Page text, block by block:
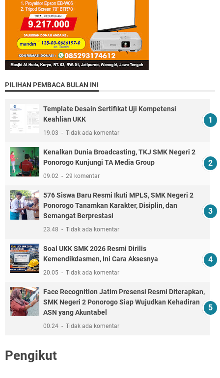
PILIHAN PEMBACA BULAN INI
Template Desain Sertifikat Uji Kompetensi
Keahlian UKK
19.03 Tidak ada komentar
Kenalkan Dunia Broadcasting, TKJ SMK Negeri 2
Ponorogo Kunjungi TA Media Group
09.02 29 komentar
576 Siswa Baru Resmi Ikuti MPLS, SMK Negeri 2
Ponorogo Tanamkan Karakter, Disiplin, dan
Semangat Berprestasi
23.48 Tidak ada komentar
Soal UKK SMK 2026 Resmi Dirilis
Kemendikdasmen, Ini Cara Aksesnya
20.05 Tidak ada komentar
Face Recognition Jatim Presensi Resmi Diterapkan,
SMK Negeri 2 Ponorogo Siap Wujudkan Kehadiran
ASN yang Akuntabel
00.24 Tidak ada komentar
Pengikut